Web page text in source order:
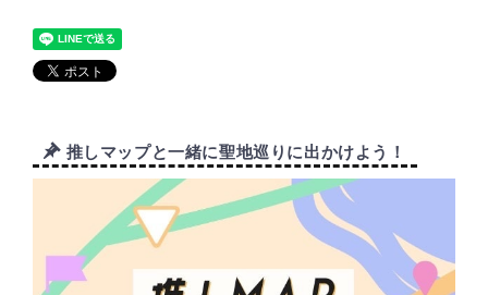
推しマップと一緒に聖地巡りに出かけよう！